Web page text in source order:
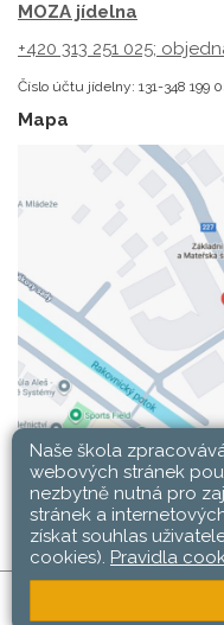
MOZA jídelna
+420 313 251 025;
Číslo účtu jídelny: 131-348 199
Mapa
SŠ, ZŠ a MŠ Rakovník
Naše škola
webových stránek
nezbytně nutná pro
stránek a
získat souhlas
cookies). Pravidla